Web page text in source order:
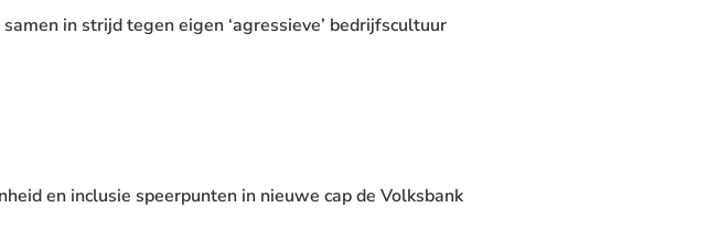
in strijd tegen eigen ‘agressieve’ bedrijfscultuur
en inclusie speerpunten in nieuwe cap de Volksbank